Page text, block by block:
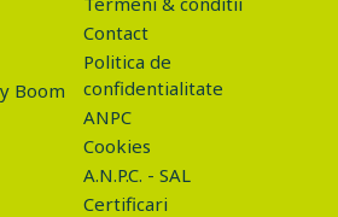
Boom
Contact
Politica de
confidentialitate
ANPC
Cookies
A.N.P.C. - SAL
Certificari